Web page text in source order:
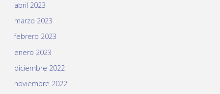
abril 2023
marzo 2023
febrero 2023
enero 2023
diciembre 2022
noviembre 2022